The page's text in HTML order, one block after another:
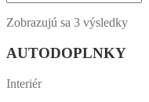
Zobrazujú sa 3 výsledky
AUTODOPLNKY
Interiér